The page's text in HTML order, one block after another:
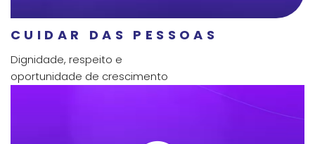
CUIDAR DAS PESSOAS
Dignidade, respeito e
oportunidade de crescimento